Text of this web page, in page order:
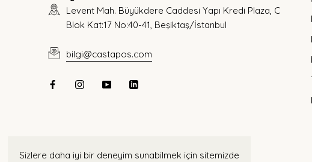
Levent Mah. Büyükdere Caddesi Yapı Kredi Plaza, C
Blok Kat:17 No:40-41, Beşiktaş/İstanbul
bilgi@castapos.com
Sizlere daha iyi bir deneyim sunabilmek için sitemizde